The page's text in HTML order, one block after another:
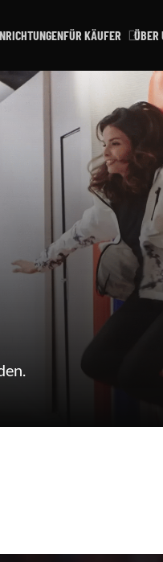
FÜR KÄUFER ÜBER